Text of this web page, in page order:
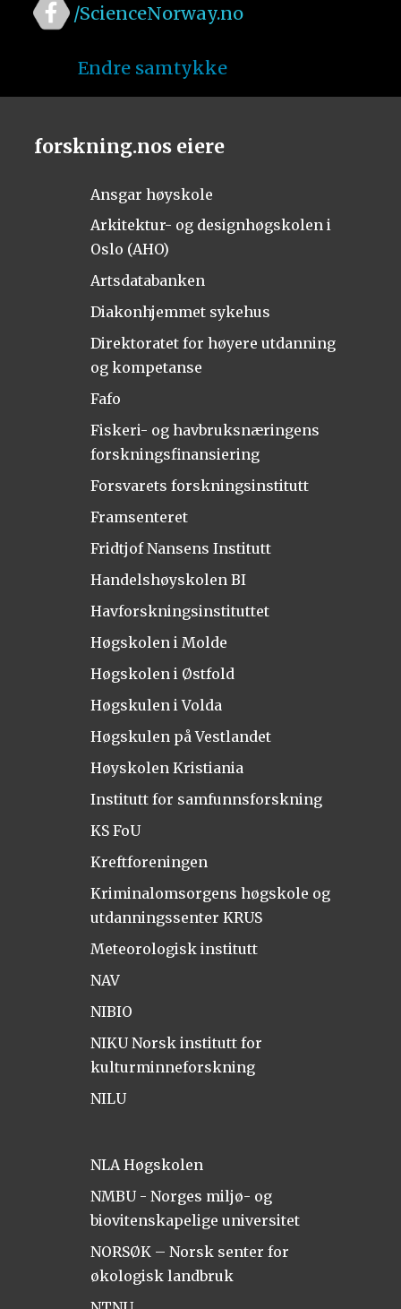
/ScienceNorway.no
Endre samtykke
forskning.nos eiere
Ansgar høyskole
Arkitektur- og designhøgskolen i
Oslo (AHO)
Artsdatabanken
Diakonhjemmet sykehus
Direktoratet for høyere utdanning
og kompetanse
Fafo
Fiskeri- og havbruksnæringens
forskningsfinansiering
Forsvarets forskningsinstitutt
Framsenteret
Fridtjof Nansens Institutt
Handelshøyskolen BI
Havforskningsinstituttet
Høgskolen i Molde
Høgskolen i Østfold
Høgskulen i Volda
Høgskulen på Vestlandet
Høyskolen Kristiania
Institutt for samfunnsforskning
KS FoU
Kreftforeningen
Kriminalomsorgens høgskole og
utdanningssenter KRUS
Meteorologisk institutt
NAV
NIBIO
NIKU Norsk institutt for
kulturminneforskning
NILU
NLA Høgskolen
NMBU - Norges miljø- og
biovitenskapelige universitet
NORSØK – Norsk senter for
økologisk landbruk